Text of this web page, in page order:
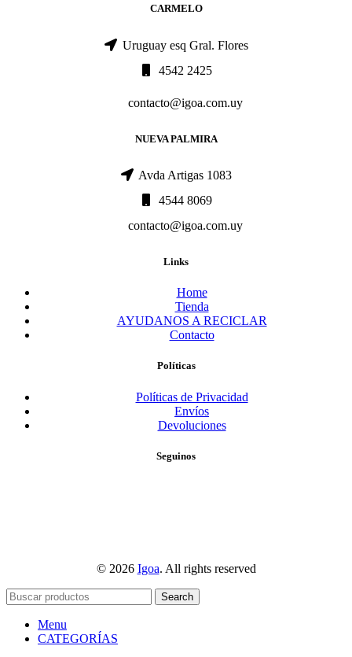
CARMELO
Uruguay esq Gral. Flores
4542 2425
contacto@igoa.com.uy
NUEVA PALMIRA
Avda Artigas 1083
4544 8069
contacto@igoa.com.uy
Links
Home
Tienda
AYUDANOS A RECICLAR
Contacto
Políticas
Políticas de Privacidad
Envíos
Devoluciones
Seguinos
© 2026 Igoa. All rights reserved
Search
Menu
CATEGORÍAS